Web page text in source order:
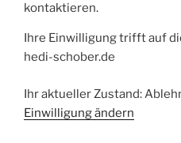
kontaktieren.
Ihre Einwilligung trifft auf
hedi-schober.de
Ihr aktueller Zustand:
Einwilligung ändern